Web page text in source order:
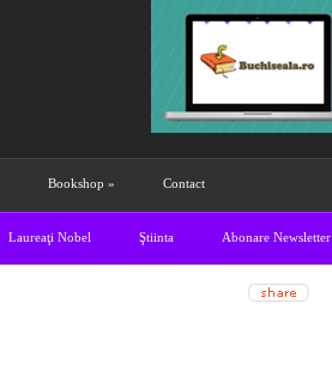
Bookshop » Contact
Laureaţi Nobel Ştiinta Abonare Newsletter